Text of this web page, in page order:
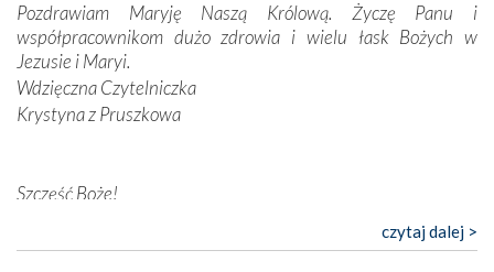
Byli tym razem pośród Apostołów Fatimy reprezentanci
każdego spośród żyjących pokoleń. Najmłodszy uczestnik
liczył sobie 13 lat, zaś senior, pan Zdzisław – już 94.
Całe życie marzyłem, by tu przyjechać
rozmowie.
bez obecności duszpasterza – księdza Krzysztofa.
wysłuchania Mszy Świętej, dawał on wyrazy swej
Pozdrawiam Maryję Naszą Królową. Życzę Panu i
współpracownikom dużo zdrowia i wielu łask Bożych w
Jezusie i Maryi.
Wdzięczna Czytelniczka
Krystyna z Pruszkowa
Szczęść Boże!
Bardzo dziękuję za przysyłanie mi „Przymierza z Maryją”. Jest
to pismo, które bardzo sobie cenię i szanuję. Redagujecie
czytaj dalej >